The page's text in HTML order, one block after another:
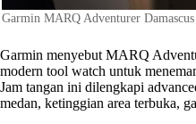
Garmin MARQ Adventurer
Garmin menyebut MARQ
modern tool watch untuk
Jam tangan ini dilengkapi
medan, ketinggian area terbuka,